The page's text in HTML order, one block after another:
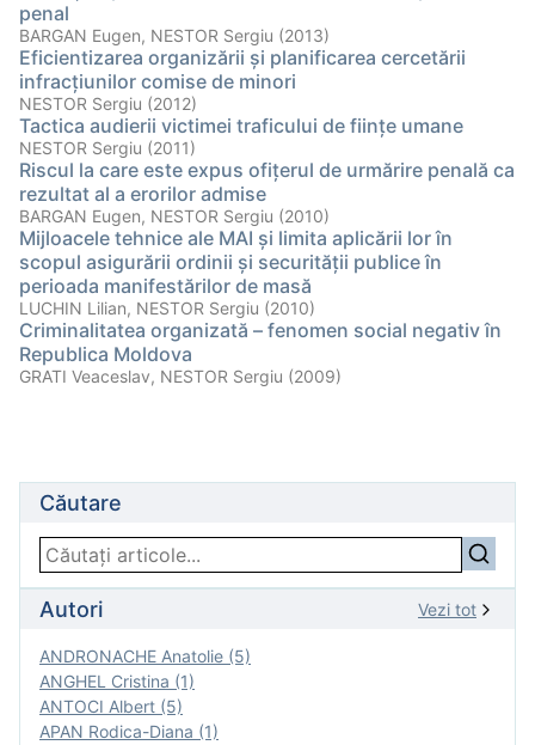
penal
BARGAN Eugen, NESTOR Sergiu (2013)
Eficientizarea organizării şi planificarea cercetării
infracţiunilor comise de minori
NESTOR Sergiu (2012)
Tactica audierii victimei traficului de fiinţe umane
NESTOR Sergiu (2011)
Riscul la care este expus ofiţerul de urmărire penală ca
rezultat al a erorilor admise
BARGAN Eugen, NESTOR Sergiu (2010)
Mijloacele tehnice ale MAI şi limita aplicării lor în
scopul asigurării ordinii şi securităţii publice în
perioada manifestărilor de masă
LUCHIN Lilian, NESTOR Sergiu (2010)
Criminalitatea organizată – fenomen social negativ în
Republica Moldova
GRATI Veaceslav, NESTOR Sergiu (2009)
Căutare
Autori Vezi tot
ANDRONACHE Anatolie (5)
ANGHEL Cristina (1)
ANTOCI Albert (5)
APAN Rodica-Diana (1)